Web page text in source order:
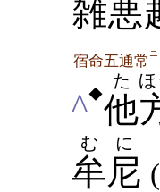
雑悪
宿命五通常 ニ
^◆他
た ほ
牟尼
むに